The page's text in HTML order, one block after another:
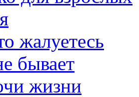
жалуетесь
бывает
жизни